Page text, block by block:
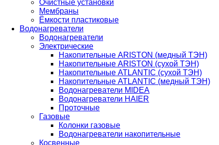
Очистные установки
Мембраны
Ёмкости пластиковые
Водонагреватели
Водонагреватели
Электрические
Накопительные ARISTON (медный ТЭН)
Накопительные ARISTON (сухой ТЭН)
Накопительные ATLANTIC (сухой ТЭН)
Накопительные ATLANTIC (медный ТЭН)
Водонагреватели MIDEA
Водонагреватели HAIER
Проточные
Газовые
Колонки газовые
Водонагреватели накопительные
Косвенные